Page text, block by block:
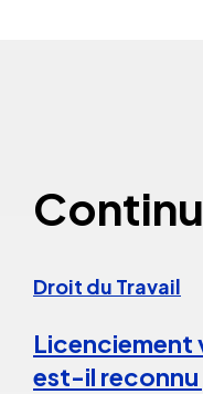
Droit du Travail
Licenciement
est-il reconnu